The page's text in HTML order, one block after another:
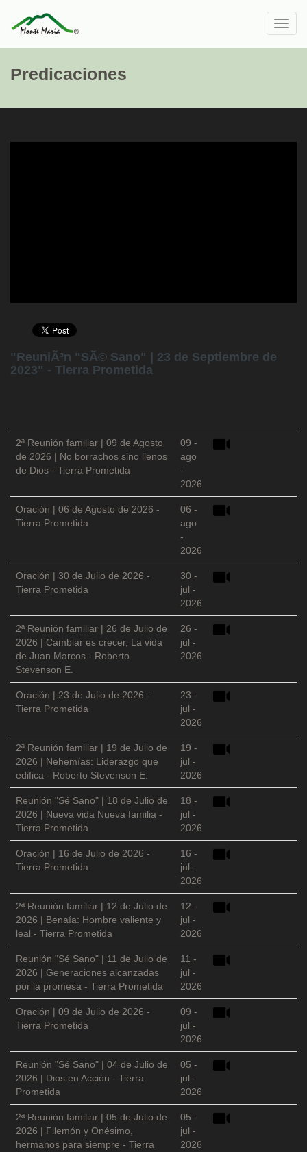
Predicaciones
"ReuniÃ³n "SÃ© Sano" | 23 de Septiembre de
2023" - Tierra Prometida
2ª Reunión familiar | 09 de Agosto
de 2026 | No borrachos sino llenos
de Dios - Tierra Prometida
09 -
ago
-
2026
Oración | 06 de Agosto de 2026 -
Tierra Prometida
06 -
ago
-
2026
Oración | 30 de Julio de 2026 -
Tierra Prometida
30 -
jul -
2026
2ª Reunión familiar | 26 de Julio de
2026 | Cambiar es crecer, La vida
de Juan Marcos - Roberto
Stevenson E.
26 -
jul -
2026
Oración | 23 de Julio de 2026 -
Tierra Prometida
23 -
jul -
2026
2ª Reunión familiar | 19 de Julio de
2026 | Nehemías: Liderazgo que
edifica - Roberto Stevenson E.
19 -
jul -
2026
Reunión "Sé Sano" | 18 de Julio de
2026 | Nueva vida Nueva familia -
Tierra Prometida
18 -
jul -
2026
Oración | 16 de Julio de 2026 -
Tierra Prometida
16 -
jul -
2026
2ª Reunión familiar | 12 de Julio de
2026 | Benaía: Hombre valiente y
leal - Tierra Prometida
12 -
jul -
2026
Reunión "Sé Sano" | 11 de Julio de
2026 | Generaciones alcanzadas
por la promesa - Tierra Prometida
11 -
jul -
2026
Oración | 09 de Julio de 2026 -
Tierra Prometida
09 -
jul -
2026
Reunión "Sé Sano" | 04 de Julio de
2026 | Dios en Acción - Tierra
Prometida
05 -
jul -
2026
2ª Reunión familiar | 05 de Julio de
2026 | Filemón y Onésimo,
hermanos para siempre - Tierra
05 -
jul -
2026